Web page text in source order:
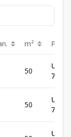
m² Precio
50
US$
50
US$
US$